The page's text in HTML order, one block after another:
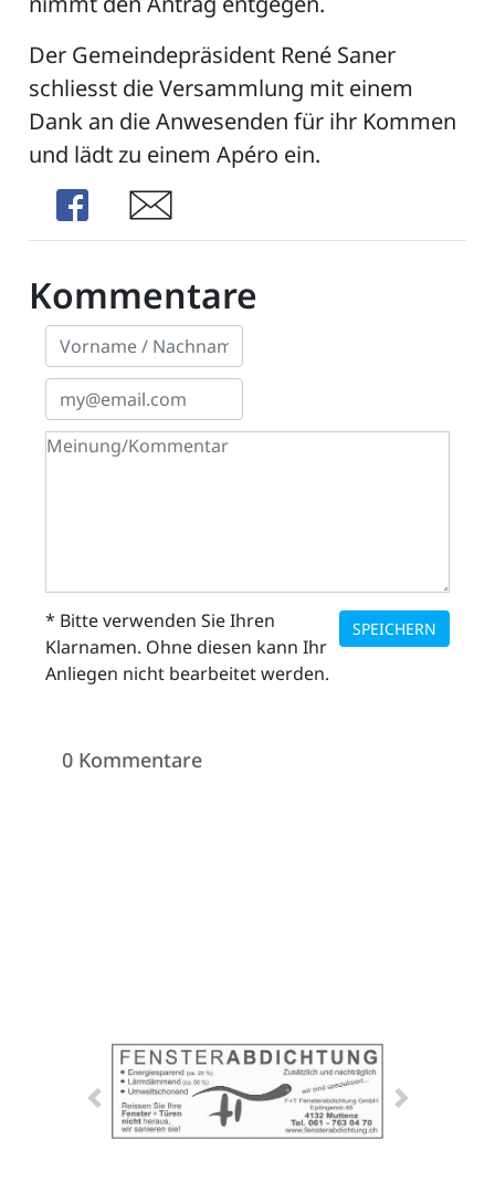
Der Gemeindepräsident René Saner
schliesst die Versammlung mit einem
Dank an die Anwesenden für ihr Kommen
und lädt zu einem Apéro ein.
Share
Share
Kommentare
SPEICHERN
* Bitte verwenden Sie Ihren
Klarnamen. Ohne diesen kann Ihr
Anliegen nicht bearbeitet werden.
0 Kommentare